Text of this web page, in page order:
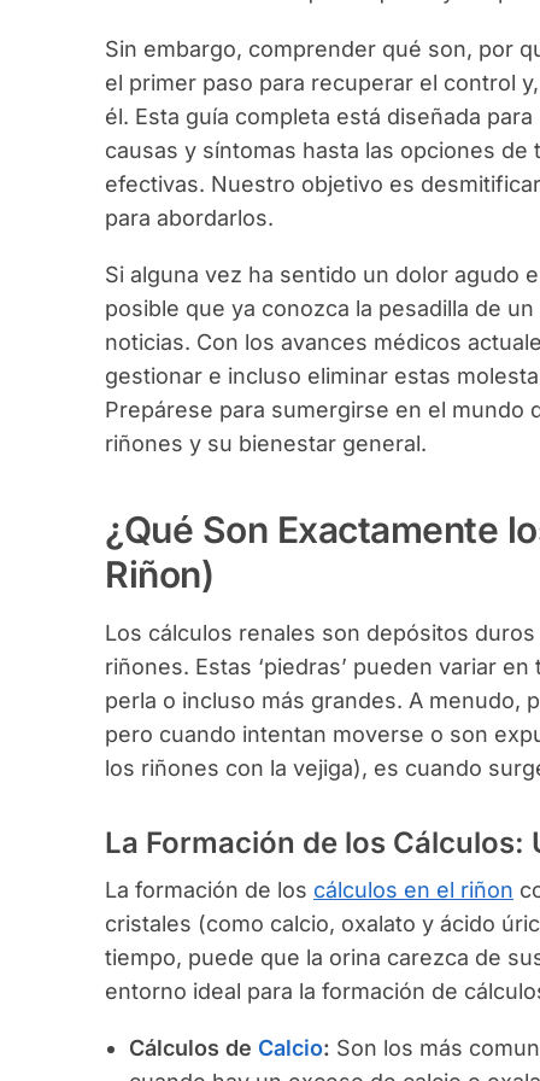
Sin embargo, comprender qué son, por
el primer paso para recuperar el control
él. Esta guía completa está diseñada
causas y síntomas hasta las opciones
efectivas. Nuestro objetivo es
para abordarlos.
Si alguna vez ha sentido un dolor agudo
posible que ya conozca la pesadilla de
noticias. Con los avances médicos
gestionar e incluso eliminar estas
Prepárese para sumergirse en el
riñones y su bienestar general.
¿Qué Son Exactamente
Riñon)
Los cálculos renales son depósitos
riñones. Estas ‘piedras’ pueden variar
perla o incluso más grandes. A menudo,
pero cuando intentan moverse o son
los riñones con la vejiga), es cuando
La Formación de los Cálculos:
La formación de los cálculos en el riñon
cristales (como calcio, oxalato y ácido
tiempo, puede que la orina carezca de
entorno ideal para la formación de
Cálculos de Calcio: Son los más